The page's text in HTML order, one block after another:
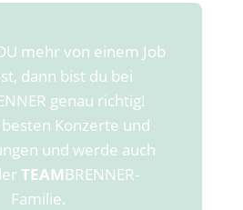
mehr von einem Job
dann bist du bei
genau richtig!
Konzerte und
und werde auch
TEAMBRENNER-
Familie.